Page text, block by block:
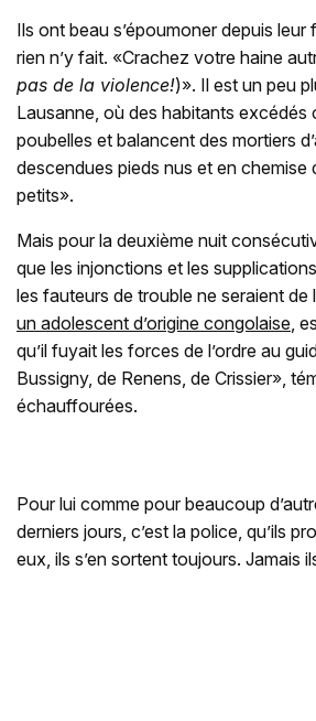
Ils ont beau s’époumoner depuis
rien n’y fait. «Crachez votre haine
pas de la violence!)». Il est un peu
Lausanne, où des habitants
poubelles et balancent des mortiers
descendues pieds nus et en
petits».
Mais pour la deuxième nuit
que les injonctions et les
les fauteurs de trouble ne seraient
un adolescent d’origine congolaise,
qu’il fuyait les forces de l’ordre au
Bussigny, de Renens, de Crissier»,
échauffourées.
Pour lui comme pour beaucoup
derniers jours, c’est la police, qu’ils
eux, ils s’en sortent toujours. Jamais